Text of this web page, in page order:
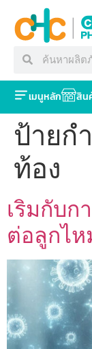
เมนูหลัก สิน
ป้ายก
ท้อง
เริมกับก
ต่อลูกไห